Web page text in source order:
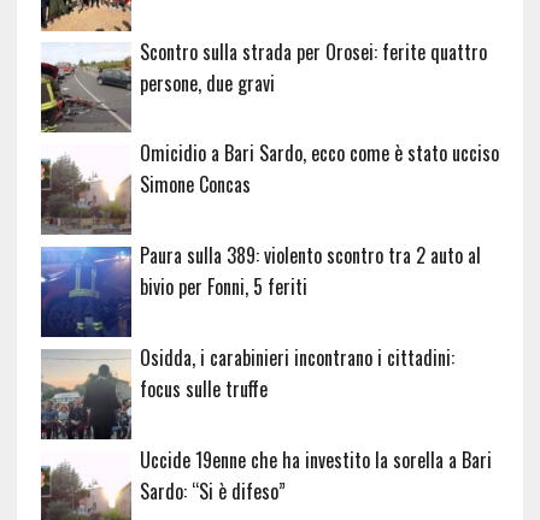
Scontro sulla strada per Orosei: ferite quattro
persone, due gravi
Omicidio a Bari Sardo, ecco come è stato ucciso
Simone Concas
Paura sulla 389: violento scontro tra 2 auto al
bivio per Fonni, 5 feriti
Osidda, i carabinieri incontrano i cittadini:
focus sulle truffe
Uccide 19enne che ha investito la sorella a Bari
Sardo: “Si è difeso”